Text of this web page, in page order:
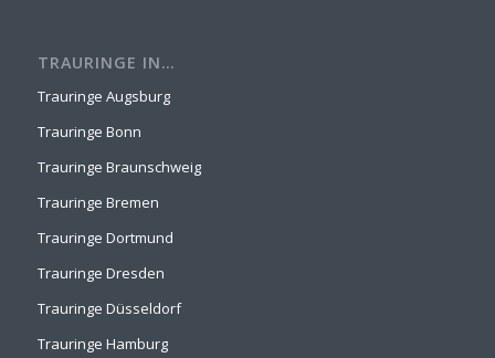
TRAURINGE IN…
Trauringe Augsburg
Trauringe Bonn
Trauringe Braunschweig
Trauringe Bremen
Trauringe Dortmund
Trauringe Dresden
Trauringe Düsseldorf
Trauringe Hamburg